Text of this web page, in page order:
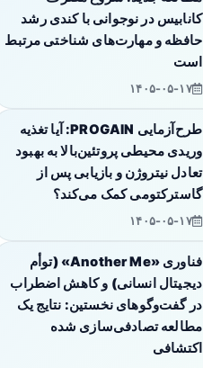
کانابیس در نوجوانی با کندی رشد
حافظه و مهارت‌های شناختی مرتبط
است
۱۴۰۵-۰۵-۱۷
طرح‌آزمایی PROGAIN: آیا تغذیه
وریدی محیطی پروتئین‌بالا به بهبود
تعادل نیتروژن و بازیابی پس از
گاسترکتومی کمک می‌کند؟
۱۴۰۵-۰۵-۱۷
فناوری «Another Me» (توأم
دیجیتال انسانی) و کاهش اضطراب
در گفت‌وگوهای نخستین: نتایج یک
مطالعه تصادفی‌سازی شده
اکتشافی